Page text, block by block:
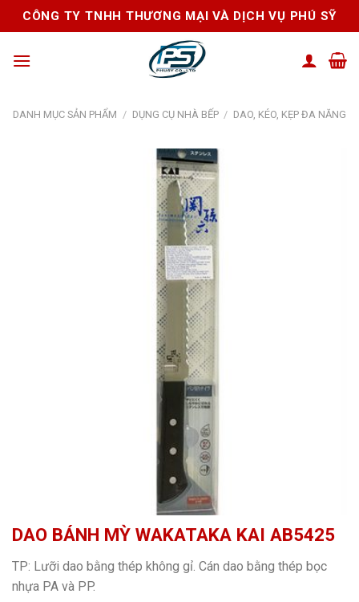
Skip
to
CÔNG TY TNHH THƯƠNG MẠI VÀ DỊCH VỤ PHÚ SỸ
DANH MỤC SẢN PHẨM / DỤNG CỤ NHÀ BẾP / DAO, KÉO, KẸP ĐA NĂNG
DAO BÁNH MỲ WAKATAKA KAI AB5425
TP: Lưỡi dao bằng thép không gỉ. Cán dao bằng thép bọc
nhựa PA và PP.